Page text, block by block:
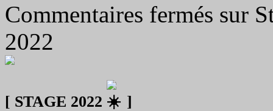
Commentaires fermés sur
2022
[ STAGE 2022 ]